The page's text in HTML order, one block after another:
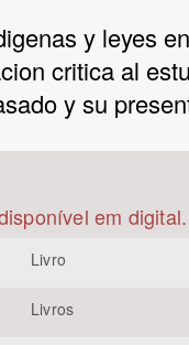
y leyes
critica al
y su
em digital.
Livro
Livros